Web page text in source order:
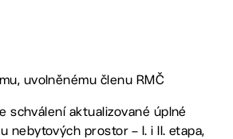
uvolněnému členu RMČ
schválení aktualizované úplné
nebytových prostor – I. i II. etapa,